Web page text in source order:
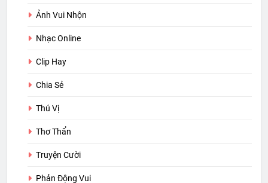
Ảnh Vui Nhộn
Nhạc Online
Clip Hay
Chia Sẻ
Thú Vị
Thơ Thẩn
Truyện Cười
Phản Động Vui